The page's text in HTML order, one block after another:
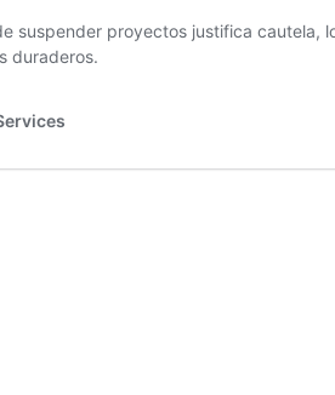
suspender proyectos justifica cautela,
duraderos.